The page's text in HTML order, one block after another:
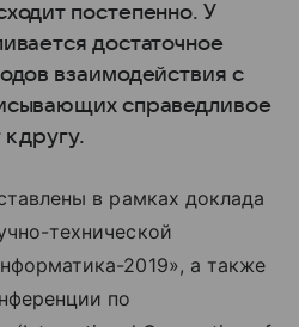
постепенно. У
достаточное
взаимодействия с
справедливое
другу.
в рамках доклада
технической
2019», а также
по